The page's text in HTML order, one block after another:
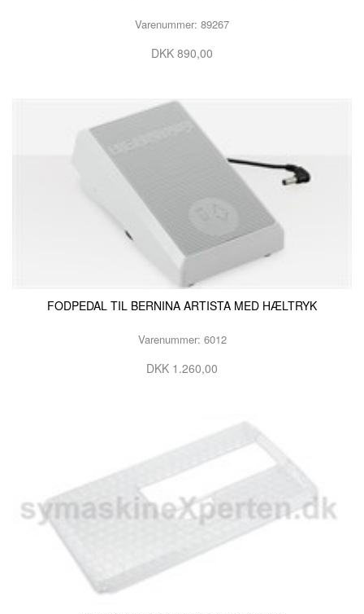
Varenummer: 89267
DKK 890,00
FODPEDAL TIL BERNINA ARTISTA MED HÆLTRYK
Varenummer: 6012
DKK 1.260,00